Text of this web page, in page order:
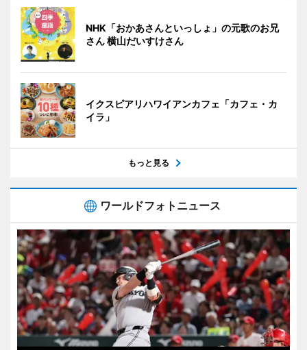
NHK「おかあさんといっしょ」の元歌のお兄
さん 横山だいすけさん
イクスピアリハワイアンカフェ「カフェ・カ
イラ」
もっと見る
ワールドフォトニュース